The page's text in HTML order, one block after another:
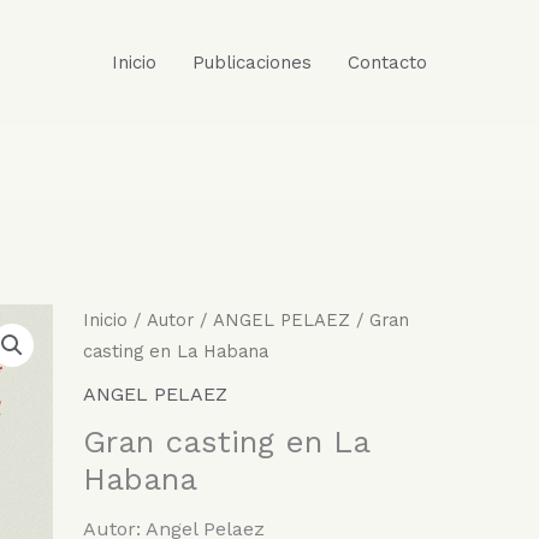
Inicio Publicaciones Contacto
Inicio /Autor /ANGEL PELAEZ / Gran
casting en La Habana
ANGEL PELAEZ
Gran casting en La
Habana
Autor: Angel Pelaez